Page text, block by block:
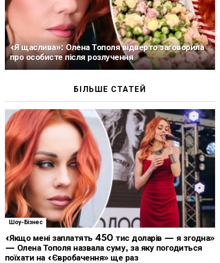
«Я щаслива»: Олена Тополя відверто заговорила
про особисте після розлучення
БІЛЬШЕ СТАТЕЙ
Шоу-Бізнес
«Якщо мені заплатять 450 тис доларів — я згодна»
— Олена Тополя назвала суму, за яку погодиться
поїхати на «Євробачення» ще раз